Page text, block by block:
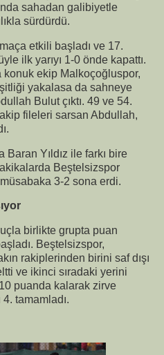
sahadan galibiyetle
sürdürdü.
etkili başladı ve 17.
ilk yarıyı 1-0 önde kapattı.
konuk ekip Malkoçoğluspor,
yakalasa da sahneye
Bulut çıktı. 49 ve 54.
fileleri sarsan Abdullah,
Yıldız ile farkı bire
Beştelsizspor
3-2 sona erdi.
birlikte grupta puan
Beştelsizspor,
rakiplerinden birini saf dışı
ve ikinci sıradaki yerini
puanda kalarak zirve
4. tamamladı.